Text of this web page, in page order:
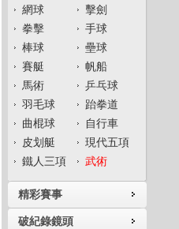
網球
擊劍
拳擊
手球
棒球
壘球
賽艇
帆船
馬術
乒乓球
羽毛球
跆拳道
曲棍球
自行車
皮划艇
現代五項
鐵人三項
武術
精彩賽事
破紀錄鏡頭